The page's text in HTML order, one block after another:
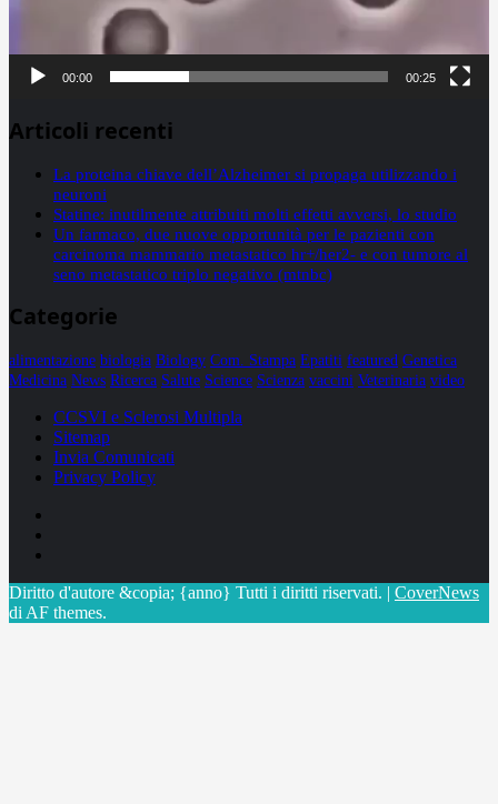
00:00 00:25
Articoli recenti
La proteina chiave dell’Alzheimer si propaga utilizzando i
neuroni
Statine: inutilmente attribuiti molti effetti avversi, lo studio
Un farmaco, due nuove opportunità per le pazienti con
carcinoma mammario metastatico hr+/her2- e con tumore al
seno metastatico triplo negativo (mtnbc)
Categorie
alimentazione biologia Biology Com. Stampa Epatiti featured Genetica
Medicina News Ricerca Salute Science Scienza vaccini Veterinaria video
CCSVI e Sclerosi Multipla
Sitemap
Invia Comunicati
Privacy Policy
Diritto d'autore &copia; {anno} Tutti i diritti riservati. | CoverNews
di AF themes.